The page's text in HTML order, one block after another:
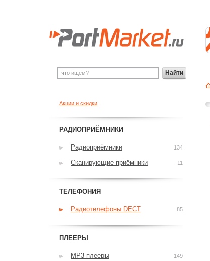
Акции и скидки
РАДИОПРИЁМНИКИ
Радиоприёмники 134
Сканирующие приёмники 11
ТЕЛЕФОНИЯ
Радиотелефоны DECT 85
ПЛЕЕРЫ
MP3 плееры 149
Найти